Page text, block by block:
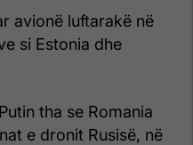
avionë luftarakë në
si Estonia dhe
tha se Romania
e dronit Rusisë, në